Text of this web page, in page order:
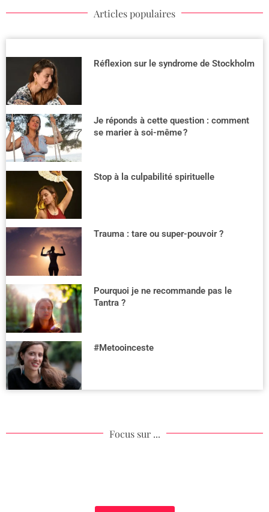
Articles populaires
Réflexion sur le syndrome de Stockholm
Je réponds à cette question : comment
se marier à soi-même ?
Stop à la culpabilité spirituelle
Trauma : tare ou super-pouvoir ?
Pourquoi je ne recommande pas le
Tantra ?
#Metooinceste
Focus sur ...